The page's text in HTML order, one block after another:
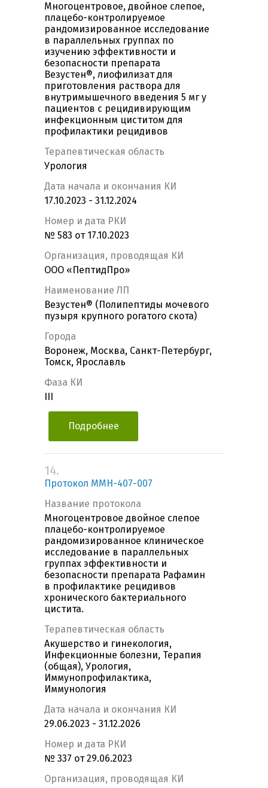
Многоцентровое, двойное слепое,
плацебо-контролируемое
рандомизированное исследование
в параллельных группах по
изучению эффективности и
безопасности препарата
Везустен®, лиофилизат для
приготовления раствора для
внутримышечного введения 5 мг у
пациентов с рецидивирующим
инфекционным циститом для
профилактики рецидивов
Терапевтическая область
Урология
Дата начала и окончания КИ
17.10.2023 - 31.12.2024
Номер и дата РКИ
№ 583 от 17.10.2023
Организация, проводящая КИ
ООО «ПептидПро»
Наименование ЛП
Везустен® (Полипептиды мочевого
пузыря крупного рогатого скота)
Города
Воронеж, Москва, Санкт-Петербург,
Томск, Ярославль
Фаза КИ
Подробнее
14.
Протокол MMH-407-007
Название протокола
Многоцентровое двойное слепое
плацебо-контролируемое
рандомизированное клиническое
исследование в параллельных
группах эффективности и
безопасности препарата Рафамин
в профилактике рецидивов
хронического бактериального
цистита.
Терапевтическая область
Акушерство и гинекология,
Инфекционные болезни, Терапия
(общая), Урология,
Иммунопрофилактика,
Иммунология
Дата начала и окончания КИ
29.06.2023 - 31.12.2026
Номер и дата РКИ
№ 337 от 29.06.2023
Организация, проводящая КИ